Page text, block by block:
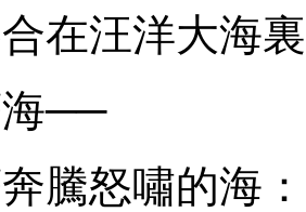
在汪洋大海
──
騰怒嘯的海：